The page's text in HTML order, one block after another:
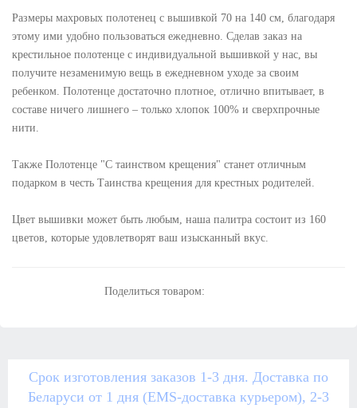
Размеры махровых полотенец с вышивкой 70 на 140 см, благодаря
этому ими удобно пользоваться ежедневно. Сделав заказ на
крестильное полотенце с индивидуальной вышивкой у нас, вы
получите незаменимую вещь в ежедневном уходе за своим
ребенком. Полотенце достаточно плотное, отлично впитывает, в
составе ничего лишнего – только хлопок 100% и сверхпрочные
нити.
Также Полотенце "С таинством крещения" станет отличным
подарком в честь Таинства крещения для крестных родителей.
Цвет вышивки может быть любым, наша палитра состоит из 160
цветов, которые удовлетворят ваш изысканный вкус.
Поделиться товаром:
Срок изготовления заказов 1-3 дня. Доставка по
Беларуси от 1 дня (EMS-доставка курьером), 2-3